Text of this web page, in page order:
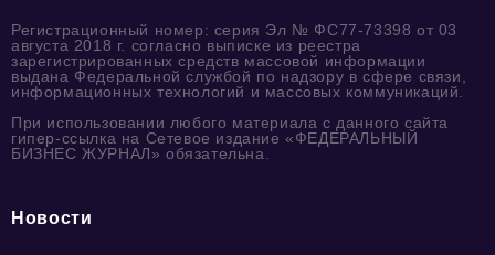
Регистрационный номер: серия Эл № ФС77-73398 от 03
августа 2018 г. согласно выписке из реестра
зарегистрированных средств массовой информации
выдана Федеральной службой по надзору в сфере связи,
информационных технологий и массовых коммуникаций.
При использовании любого материала с данного сайта
гипер-ссылка на Сетевое издание «ФЕДЕРАЛЬНЫЙ
БИЗНЕС ЖУРНАЛ» обязательна.
Новости